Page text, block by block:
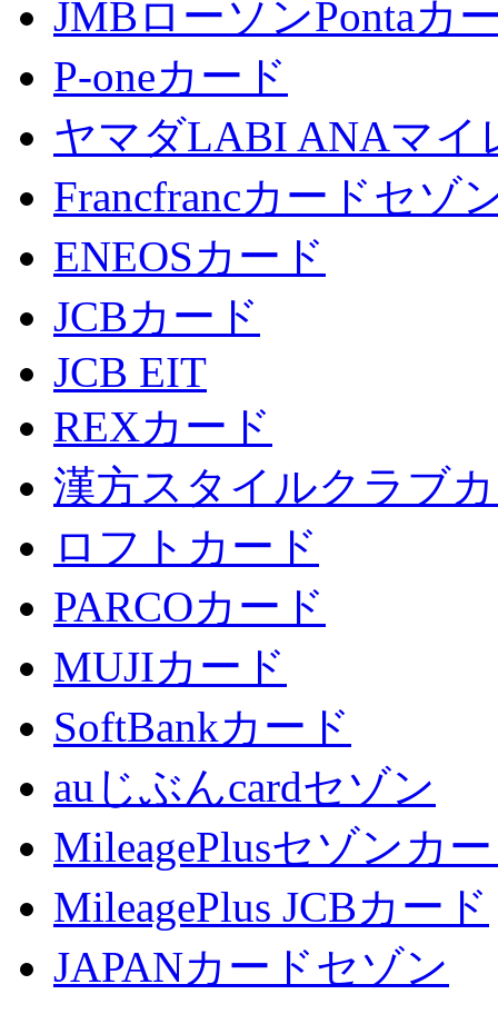
JMBローソンPontaカ
P-oneカード
ヤマダLABI ANAマイ
Francfrancカードセゾ
ENEOSカード
JCBカード
JCB EIT
REXカード
漢方スタイルクラブ
ロフトカード
PARCOカード
MUJIカード
SoftBankカード
auじぶんcardセゾン
MileagePlusセゾンカ
MileagePlus JCBカード
JAPANカードセゾン